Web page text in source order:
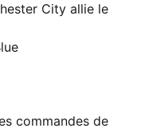
City allie le
axé sur la
pour le jour du
au
commandes de